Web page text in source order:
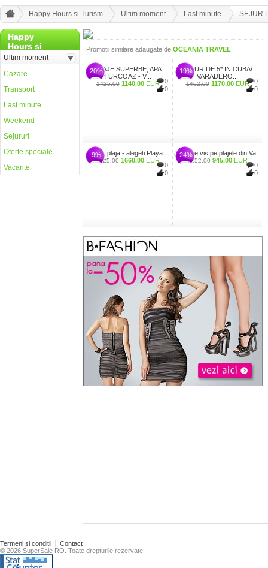
Happy Hours si Turism Ultim moment Last minute SEJUR
Promotii similare adaugate de OCEANIA TRAVEL
-20%
0
0
PLAJE SUPERBE, APA
TURCOAZ - V...
1425.00 1140.00 EUR
-19%
0
0
SEJUR DE 5* IN CUBA/
VARADERO...
1462.00 1170.00 EUR
-9%
0
0
Soare, plaja - alegeti Playa ...
1825.00 1660.00 EUR
-24%
0
0
Sejur de vis pe plajele din Va...
1252.00 945.00 EUR
Happy
Hours si
Ultim moment
Cazare
Transport
Last minute
Weekend
Sejururi
Oferte speciale
Vacante
Termeni si conditii
Contact
© 2026 SuperSale RO. Toate drepturile rezervate.